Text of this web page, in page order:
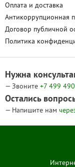
Оплата и доставка
Антикоррупционная
Договор публичной
Политика
Нужна
— Звоните +7 499
Остались
— Напишите нам